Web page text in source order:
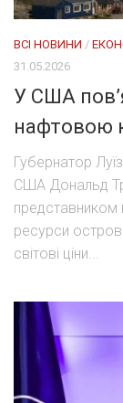
ВСІ НОВИНИ /
31.05.2026
У США
нафтовою
Губернатор
США Дональд
представником
ресурси
світові ціни...